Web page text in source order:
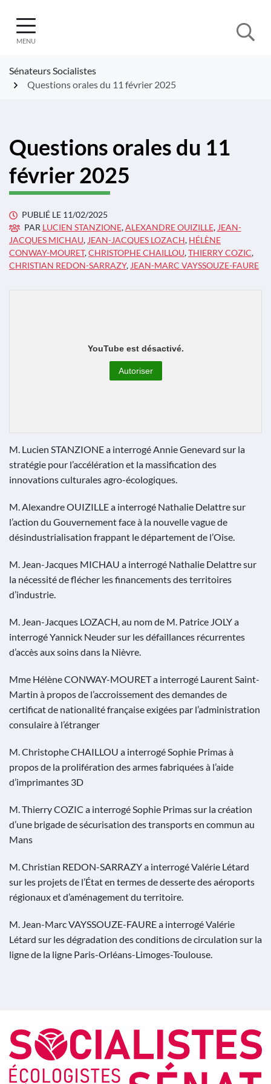
contenu
MENU
Sénateurs Socialistes
Questions orales du 11 février 2025
Questions orales du 11
février 2025
PUBLIÉ LE 11/02/2025
PAR LUCIEN STANZIONE,ALEXANDRE OUIZILLE, JEAN-
JACQUES MICHAU, JEAN-JACQUES LOZACH, HÉLÈNE
CONWAY-MOURET,CHRISTOPHE CHAILLOU,THIERRY COZIC,
CHRISTIAN REDON-SARRAZY, JEAN-MARC VAYSSOUZE-FAURE
YouTube est désactivé.
Autoriser
M. Lucien STANZIONE a interrogé Annie Genevard sur la
stratégie pour l’accélération et la massification des
innovations culturales agro-écologiques.
M. Alexandre OUIZILLE a interrogé Nathalie Delattre sur
l’action du Gouvernement face à la nouvelle vague de
désindustrialisation frappant le département de l’Oise.
M. Jean-Jacques MICHAU a interrogé Nathalie Delattre sur
la nécessité de flécher les financements des territoires
d’industrie.
M. Jean-Jacques LOZACH, au nom de M. Patrice JOLY a
interrogé Yannick Neuder sur les défaillances récurrentes
d’accès aux soins dans la Nièvre.
Mme Hélène CONWAY-MOURET a interrogé Laurent Saint-
Martin à propos de l’accroissement des demandes de
certificat de nationalité française exigées par l’administration
consulaire à l’étranger
M. Christophe CHAILLOU a interrogé Sophie Primas à
propos de la prolifération des armes fabriquées à l’aide
d’imprimantes 3D
M. Thierry COZIC a interrogé Sophie Primas sur la création
d’une brigade de sécurisation des transports en commun au
Mans
M. Christian REDON-SARRAZY a interrogé Valérie Létard
sur les projets de l’État en termes de desserte des aéroports
régionaux et d’aménagement du territoire.
M. Jean-Marc VAYSSOUZE-FAURE a interrogé Valérie
Létard sur les dégradation des conditions de circulation sur la
ligne de la ligne Paris-Orléans-Limoges-Toulouse.